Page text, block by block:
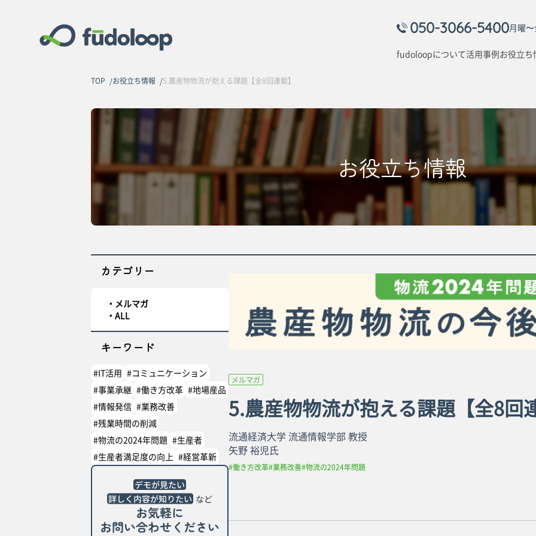
050-3066-5400月曜
fudoloopについて活用事例お役立ち
TOP お役立ち情報 5.農産物物流が抱える課題【全8回連載】
お役立ち情報
カテゴリー
メルマガ
ALL
キーワード
#IT活用 #コミュニケーション
#事業承継 #働き方改革 #地場産品
#情報発信 #業務改善
#残業時間の削減
#物流の2024年問題 #生産者
#生産者満足度の向上 #経営革新
メルマガ
5.農産物物流が抱える課題【全8回
流通経済大学 流通情報学部 教授
矢野 裕児氏
#働き方改革#業務改善#物流の2024年問題